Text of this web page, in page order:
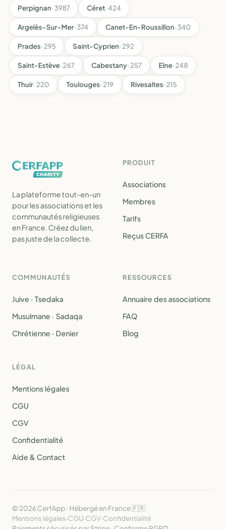
Perpignan· 3987 Céret· 424
Argelès-Sur-Mer· 374 Canet-En-Roussillon· 340
Prades· 295 Saint-Cyprien· 292
Saint-Estève· 267 Cabestany· 257 Elne· 248
Thuir· 220 Toulouges· 219 Rivesaltes· 215
La plateforme tout-en-un
pour les associations et les
communautés religieuses
en France. Créez du lien,
pas juste de la collecte.
PRODUIT
Associations
Membres
Tarifs
Reçus CERFA
COMMUNAUTÉS
Juive · Tsedaka
Musulmane · Sadaqa
Chrétienne · Denier
RESSOURCES
Annuaire des associations
FAQ
Blog
LÉGAL
Mentions légales
CGU
CGV
Confidentialité
Aide & Contact
© 2026 CerfApp · Hébergé en France 🇫🇷
Mentions légales·CGU·CGV·Confidentialité